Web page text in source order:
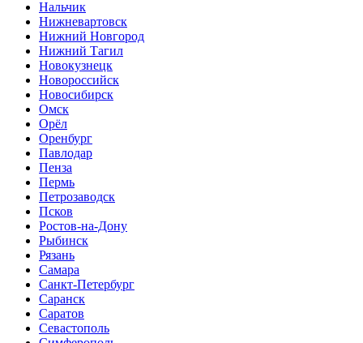
Нальчик
Нижневартовск
Нижний Новгород
Нижний Тагил
Новокузнецк
Новороссийск
Новосибирск
Омск
Орёл
Оренбург
Павлодар
Пенза
Пермь
Петрозаводск
Псков
Ростов-на-Дону
Рыбинск
Рязань
Самара
Санкт-Петербург
Саранск
Саратов
Севастополь